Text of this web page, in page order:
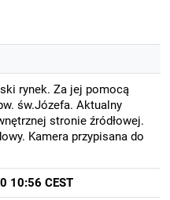
rynek. Za jej pomocą
św.Józefa. Aktualny
stronie źródłowej.
Kamera przypisana do
10:56 CEST